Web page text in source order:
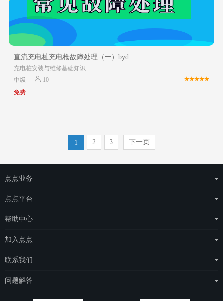
直流充电桩充电枪故障处理（一）byd
充电桩安装与维修基础知识
中级
10
免费
1 2 3 下一页
点点业务
运营商整体解决方案
物联网云平台
点点平台
eSAS管理平台
eDOS管理平台
帮助中心
点点简介
常见问题
加入点点
城市合伙人
项目合伙人
联系我们
联系我们
问题解答
问题解答